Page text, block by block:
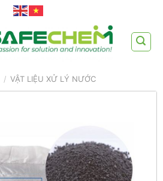
/ VẬT LIỆU XỬ LÝ NƯỚC